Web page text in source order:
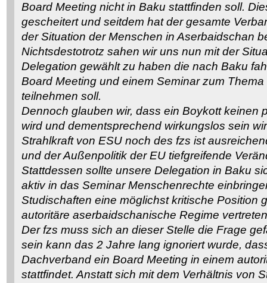
Board Meeting nicht in Baku stattfinden soll.
gescheitert und seitdem hat der gesamte
der Situation der Menschen in Aserbaidschan
Nichtsdestotrotz sahen wir uns nun mit der
Delegation gewählt zu haben die nach Baku
Board Meeting und einem Seminar zum
teilnehmen soll.
Dennoch glauben wir, dass ein Boykott keinen
wird und dementsprechend wirkungslos sein
Strahlkraft von ESU noch des fzs ist
und der Außenpolitik der EU tiefgreifende
Stattdessen sollte unsere Delegation in Baku
aktiv in das Seminar Menschenrechte
Studischaften eine möglichst kritische Position
autoritäre aserbaidschanische Regime
Der fzs muss sich an dieser Stelle die Frage
sein kann das 2 Jahre lang ignoriert wurde,
Dachverband ein Board Meeting in einem
stattfindet. Anstatt sich mit dem Verhältnis von